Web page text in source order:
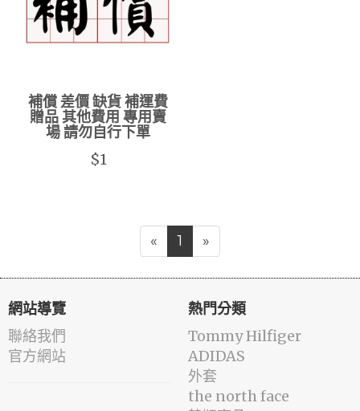
補償 差價 缺貨 補運費
贈品 其他費用 專用賣
場 請勿自行下單
$1
« 1 »
網站導覽
聯絡我們
官方網站
熱門分類
Tommy Hilfiger
ADIDAS
外套
the north face